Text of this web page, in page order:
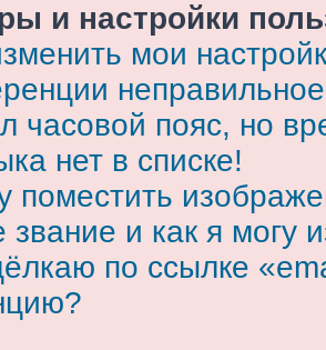
и настройки
мои
часовой пояс, но
нет в списке!
поместить
звание и как я могу
по ссылке